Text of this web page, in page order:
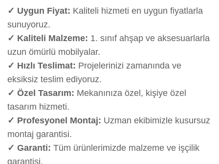
✓ Uygun Fiyat: Kaliteli hizmeti en uygun fiyatlarla
sunuyoruz.
✓ Kaliteli Malzeme: 1. sınıf ahşap ve aksesuarlarla
uzun ömürlü mobilyalar.
✓ Hızlı Teslimat: Projelerinizi zamanında ve
eksiksiz teslim ediyoruz.
✓ Özel Tasarım: Mekanınıza özel, kişiye özel
tasarım hizmeti.
✓ Profesyonel Montaj: Uzman ekibimizle kusursuz
montaj garantisi.
✓ Garanti: Tüm ürünlerimizde malzeme ve işçilik
garantisi.